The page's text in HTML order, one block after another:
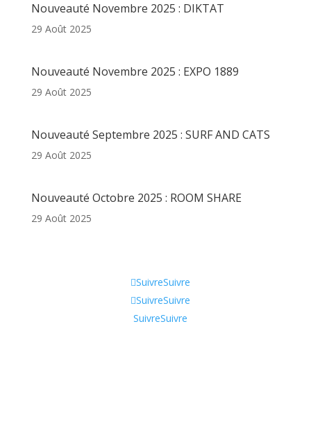
Nouveauté Novembre 2025 : DIKTAT
29 Août 2025
Nouveauté Novembre 2025 : EXPO 1889
29 Août 2025
Nouveauté Septembre 2025 : SURF AND CATS
29 Août 2025
Nouveauté Octobre 2025 : ROOM SHARE
29 Août 2025
SuivreSuivre
SuivreSuivre
SuivreSuivre